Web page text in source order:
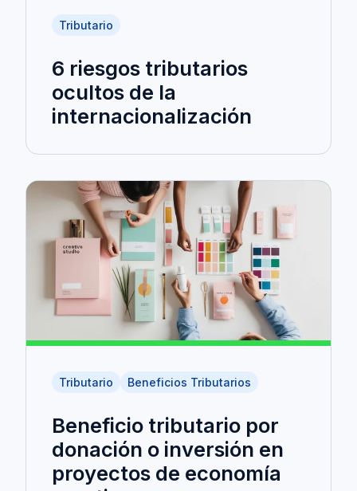
Tributario
6 riesgos tributarios
ocultos de la
internacionalización
Tributario Beneficios Tributarios
Beneficio tributario por
donación o inversión en
proyectos de economía